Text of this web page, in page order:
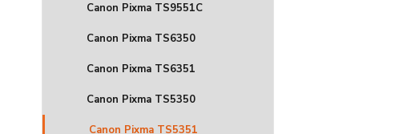
Canon Pixma TS9551C
Canon Pixma TS6350
Canon Pixma TS6351
Canon Pixma TS5350
Canon Pixma TS5351